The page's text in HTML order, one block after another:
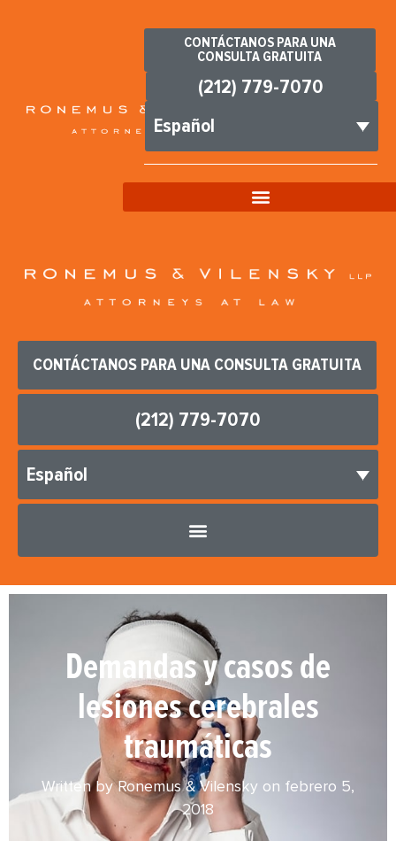
CONTÁCTANOS PARA UNA
CONSULTA GRATUITA
(212) 779-7070
Español
CONTÁCTANOS PARA UNA CONSULTA GRATUITA
(212) 779-7070
Español
Demandas y casos de
lesiones cerebrales
traumáticas
Written by Ronemus & Vilensky on febrero 5,
2018